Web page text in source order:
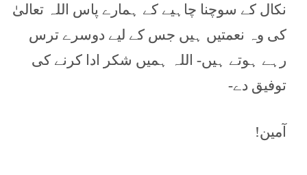
نکال کے سوچنا چاہیے کے ہمارے پاس اللہ تعالیٰ
کی وہ نعمتیں ہیں جس کے لیے دوسرے ترس
رہے ہوتے ہیں- اللہ ہمیں شکر ادا کرنے کی
توفیق دے-
آمین!